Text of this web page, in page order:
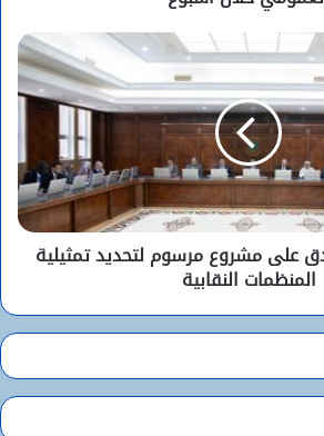
على مشروع مرسوم لتحديد تمثيلية
المنظمات النقابية